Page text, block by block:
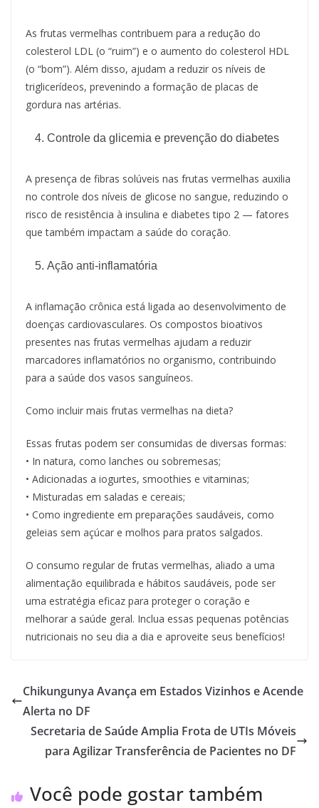
As frutas vermelhas contribuem para a redução do
colesterol LDL (o “ruim”) e o aumento do colesterol HDL
(o “bom”). Além disso, ajudam a reduzir os níveis de
triglicerídeos, prevenindo a formação de placas de
gordura nas artérias.
Controle da glicemia e prevenção do diabetes
A presença de fibras solúveis nas frutas vermelhas auxilia
no controle dos níveis de glicose no sangue, reduzindo o
risco de resistência à insulina e diabetes tipo 2 — fatores
que também impactam a saúde do coração.
Ação anti-inflamatória
A inflamação crônica está ligada ao desenvolvimento de
doenças cardiovasculares. Os compostos bioativos
presentes nas frutas vermelhas ajudam a reduzir
marcadores inflamatórios no organismo, contribuindo
para a saúde dos vasos sanguíneos.
Como incluir mais frutas vermelhas na dieta?
Essas frutas podem ser consumidas de diversas formas:
• In natura, como lanches ou sobremesas;
• Adicionadas a iogurtes, smoothies e vitaminas;
• Misturadas em saladas e cereais;
• Como ingrediente em preparações saudáveis, como
geleias sem açúcar e molhos para pratos salgados.
O consumo regular de frutas vermelhas, aliado a uma
alimentação equilibrada e hábitos saudáveis, pode ser
uma estratégia eficaz para proteger o coração e
melhorar a saúde geral. Inclua essas pequenas potências
nutricionais no seu dia a dia e aproveite seus benefícios!
Chikungunya Avança em Estados Vizinhos e Acende
Alerta no DF
Secretaria de Saúde Amplia Frota de UTIs Móveis
para Agilizar Transferência de Pacientes no DF
Você pode gostar também